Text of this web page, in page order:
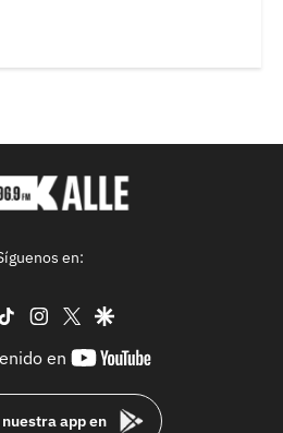
en:
tiktok instagram
twittergoogle
en
youtube-
app en